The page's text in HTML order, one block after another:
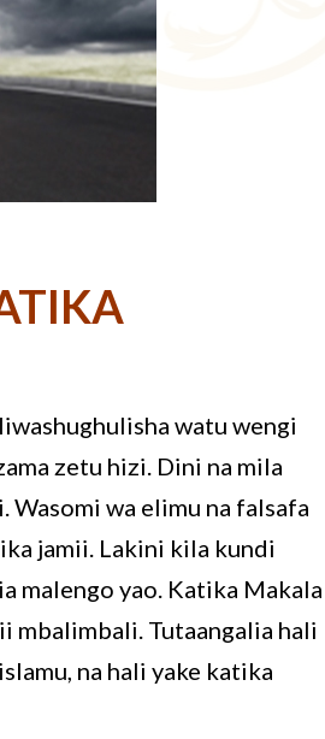
watu wengi
zetu hizi. Dini na mila
Wasomi wa elimu na falsafa
jamii. Lakini kila kundi
malengo yao. Katika Makala
mbalimbali. Tutaangalia hali
na hali yake katika